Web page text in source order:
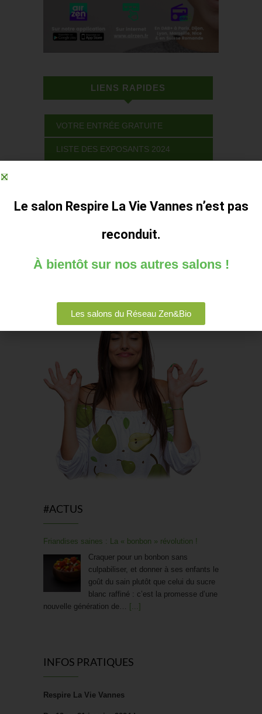
LIENS RAPIDES
VOTRE ENTRÉE GRATUITE
LISTE DES EXPOSANTS 2024
#ACTUS
Friandises saines : La « bonbon » révolution !
Craquer pour un bonbon sans
culpabiliser, et donner à ses enfants le
goût du sain plutôt que celui du sucre
blanc raffiné : c’est la promesse d’une
nouvelle génération de… [...]
Chez Sevellia, on adore avoir des
créateurs qui allient innovation, design
Aujourd’hui, nous mettons en lumière
INFOS PRATIQUES
Respire La Vie Vannes
Le salon Respire La Vie Vannes n’est pas
reconduit.
À bientôt sur nos autres salons !
Les salons du Réseau Zen&Bio